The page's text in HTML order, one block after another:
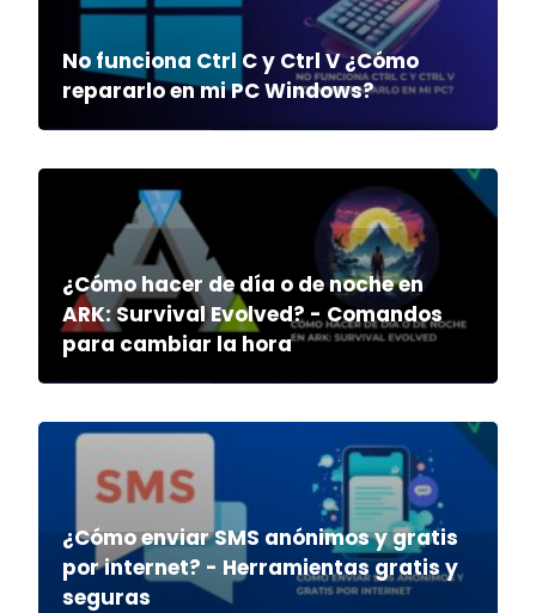
No funciona Ctrl C y Ctrl V ¿Cómo
repararlo en mi PC Windows?
¿Cómo hacer de día o de noche en
ARK: Survival Evolved? - Comandos
para cambiar la hora
¿Cómo enviar SMS anónimos y gratis
por internet? - Herramientas gratis y
seguras